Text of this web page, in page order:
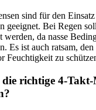
sind für den
geeignet. Bei Regen
werden, da nasse
Es ist auch ratsam,
Feuchtigkeit zu
richtige 4-